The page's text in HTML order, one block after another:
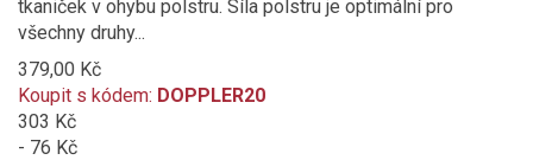
tkaniček v ohybu polstru. Síla polstru je optimální pro
všechny druhy...
379,00 Kč
Koupit s kódem: DOPPLER20
303 Kč
- 76 Kč